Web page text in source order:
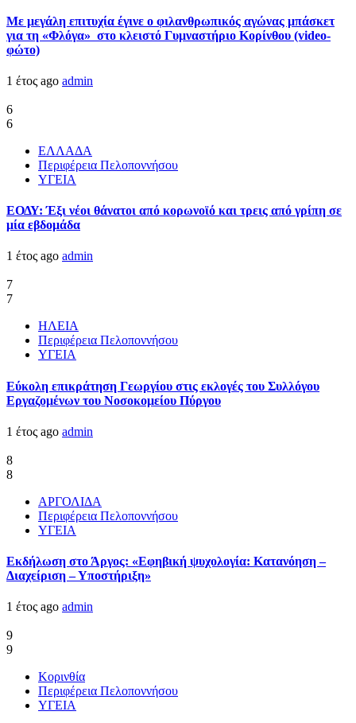
Με μεγάλη επιτυχία έγινε ο φιλανθρωπικός αγώνας μπάσκετ
για τη «Φλόγα» στο κλειστό Γυμναστήριο Κορίνθου (video-
φώτο)
1 έτος ago admin
6
6
ΕΛΛΑΔΑ
Περιφέρεια Πελοποννήσου
ΥΓΕΙΑ
ΕΟΔΥ: Έξι νέοι θάνατοι από κορωνοϊό και τρεις από γρίπη σε
μία εβδομάδα
1 έτος ago admin
7
7
ΗΛΕΙΑ
Περιφέρεια Πελοποννήσου
ΥΓΕΙΑ
Εύκολη επικράτηση Γεωργίου στις εκλογές του Συλλόγου
Εργαζομένων του Νοσοκομείου Πύργου
1 έτος ago admin
8
8
ΑΡΓΟΛΙΔΑ
Περιφέρεια Πελοποννήσου
ΥΓΕΙΑ
Εκδήλωση στο Άργος: «Εφηβική ψυχολογία: Κατανόηση –
Διαχείριση – Υποστήριξη»
1 έτος ago admin
9
9
Κορινθία
Περιφέρεια Πελοποννήσου
ΥΓΕΙΑ